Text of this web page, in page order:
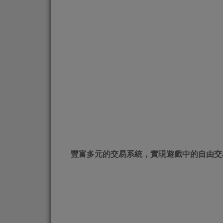
豐富多元的交易系統，實現遊戲中的自由